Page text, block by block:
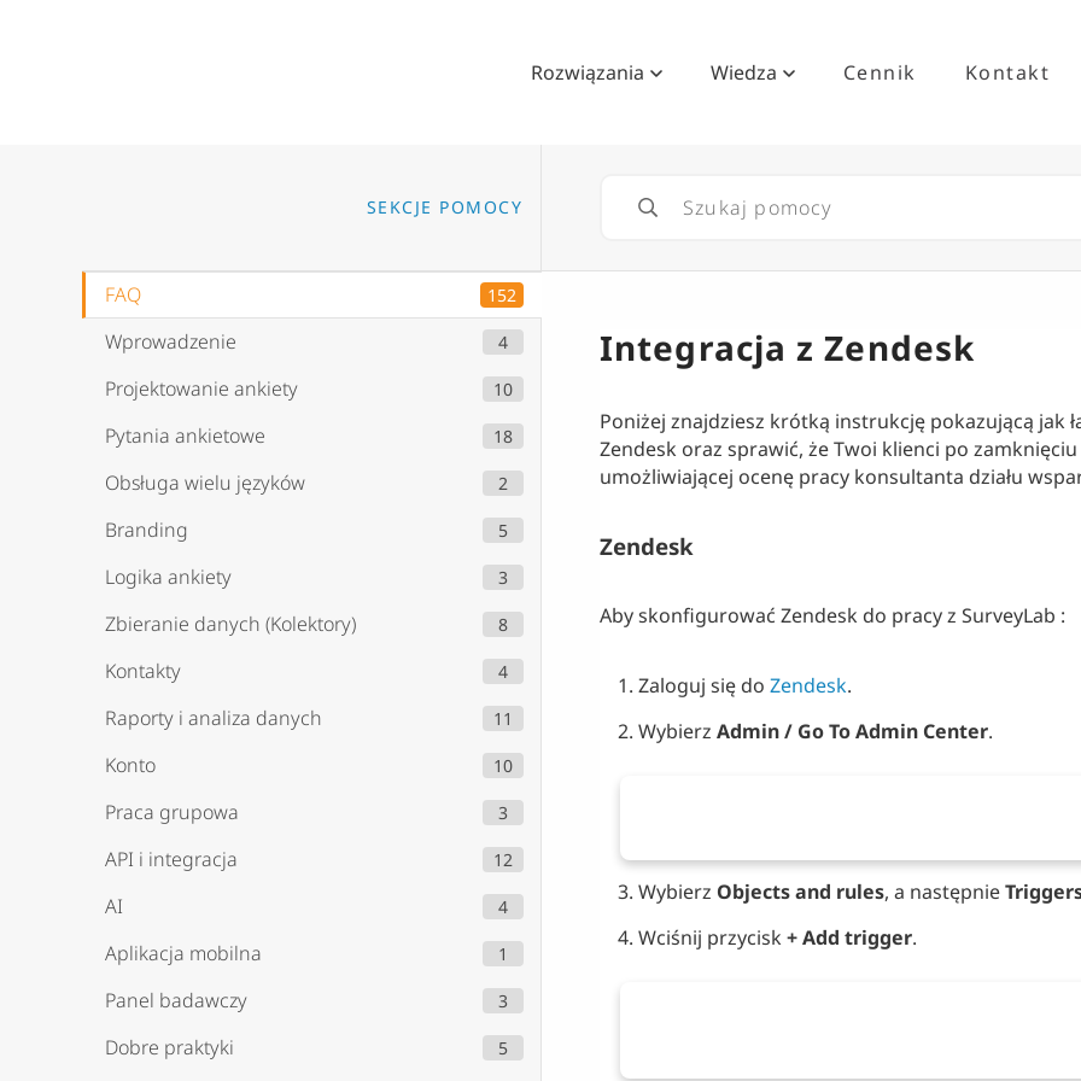
Rozwiązania Wiedza Cennik Kontakt
SEKCJE POMOCY
FAQ 152
Wprowadzenie 4
Projektowanie ankiety 10
Pytania ankietowe 18
Obsługa wielu języków 2
Branding 5
Logika ankiety 3
Zbieranie danych (Kolektory) 8
Kontakty 4
Raporty i analiza danych 11
Konto 10
Praca grupowa 3
API i integracja 12
AI 4
Aplikacja mobilna 1
Panel badawczy 3
Dobre praktyki 5
Integracja z Zendesk
Poniżej znajdziesz krótką instrukcję pokazującą jak
Zendesk oraz sprawić, że Twoi klienci po
umożliwiającej ocenę pracy konsultanta działu
Zendesk
Aby skonfigurować Zendesk do pracy z SurveyLab :
Zaloguj się do Zendesk.
Wybierz Admin / Go To Admin Center.
Wybierz Objects and rules, a następnie
Wciśnij przycisk + Add trigger.